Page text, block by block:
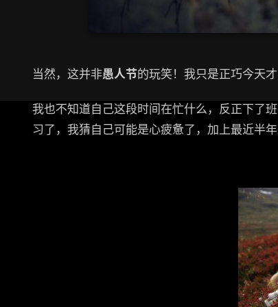
当然，这并非愚人节的玩笑！我只是正巧今天
我也不知道自己这段时间在忙什么，反正下了
习了，我猜自己可能是心疲惫了，加上最近半